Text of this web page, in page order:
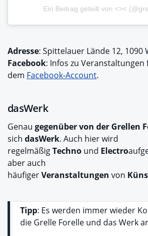
Ein Beitrag geteilt von <><
Adresse: Spittelauer Lände 12, 1090
Facebook: Infos zu
dem Facebook-Account.
dasWerk
Genau gegenüber von der Grellen
sich dasWerk. Auch hier wird
regelmäßigTechno und Electro
aber auch
häufigerVeranstaltungen von
Tipp: Es werden immer wieder
die Grelle Forelle und das Werk